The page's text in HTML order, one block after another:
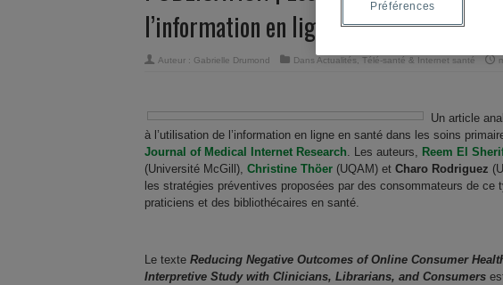
l’information en ligne sur la santé
Auteur : Gabrielle Drumond Dans Actualités, Télé-santé & Internet santé
Un article
à l’utilisation de l’information en ligne en santé dans les soins
Journal of Medical Internet Research. Les auteurs, Reem El
(Université McGill), Christine Thöer (UQAM) et Charo Rodriguez
les stratégies préventives proposées par des consommateurs de ce
praticiens et des bibliothécaires en santé.
Le texte Reducing Negative Outcomes of Online Consumer
Interpretive Study with Clinicians, Librarians, and Consumers
Préférences